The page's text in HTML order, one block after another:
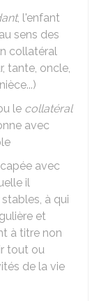
, l'enfant
sens des
collatéral
tante, oncle,
le collatéral
avec
avec
il
à qui
et
à titre non
tout ou
de la vie